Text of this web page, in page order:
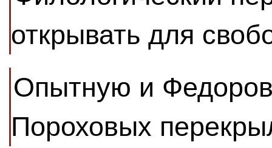
открывать для
Опытную и
Пороховых